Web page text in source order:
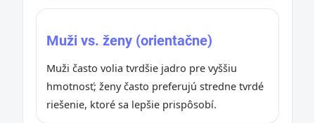
Muži vs. ženy (orientačne)
Muži často volia tvrdšie jadro pre vyššiu
hmotnosť; ženy často preferujú stredne tvrdé
riešenie, ktoré sa lepšie prispôsobí.